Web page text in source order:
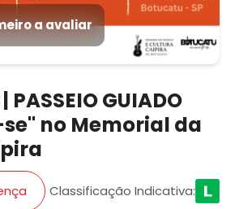
a avaliar
PASSEIO GUIADO
no Memorial da
Classificação Indicativa: